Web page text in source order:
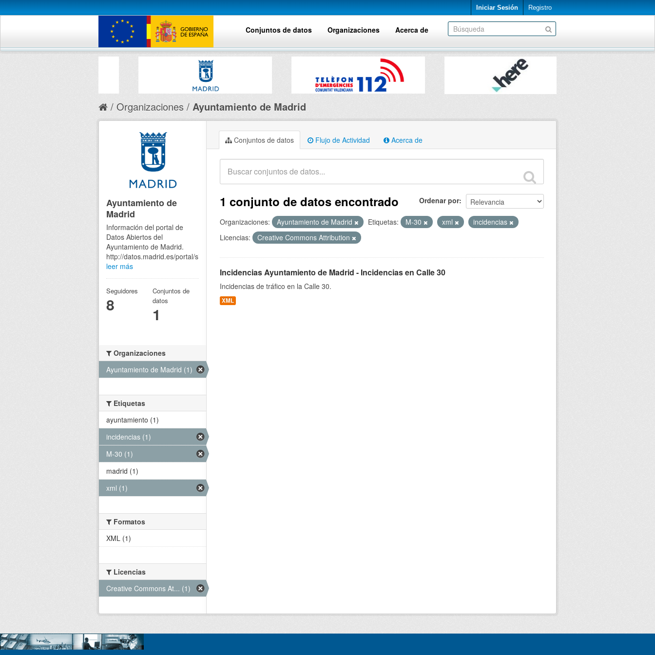
Iniciar Sesión Registro
Conjuntos de datos Organizaciones Acerca de
Organizaciones Ayuntamiento de Madrid
Conjuntos de datos Flujo de Actividad Acerca de
Ordenar por
1 conjunto de datos encontrado
Organizaciones: Ayuntamiento de Madrid Etiquetas: M-30 xml
incidencias
Licencias:
Creative Commons Attribution
Incidencias Ayuntamiento de Madrid - Incidencias en Calle 30
Incidencias de tráfico en la Calle 30.
XML
Ayuntamiento de
Madrid
Información del portal de
Datos Abiertos del
Ayuntamiento de Madrid.
http://datos.madrid.es/portal/site/egob
leer más
Seguidores
8
Conjuntos de
datos
1
Organizaciones
Ayuntamiento de Madrid (1)
Etiquetas
ayuntamiento (1)
incidencias (1)
M-30 (1)
madrid (1)
xml (1)
Formatos
XML (1)
Licencias
Creative Commons At... (1)